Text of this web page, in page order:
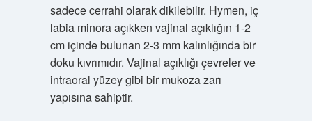
sadece cerrahi olarak dikilebilir. Hymen, iç
labia minora açıkken vajinal açıklığın 1-2
cm içinde bulunan 2-3 mm kalınlığında bir
doku kıvrımıdır. Vajinal açıklığı çevreler ve
intraoral yüzey gibi bir mukoza zarı
yapısına sahiptir.